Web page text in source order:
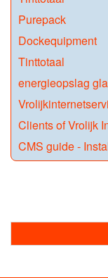
Purepack
Dockequipment
Tinttotaal
energieopslag
Clients of Vrolijk
CMS guide -